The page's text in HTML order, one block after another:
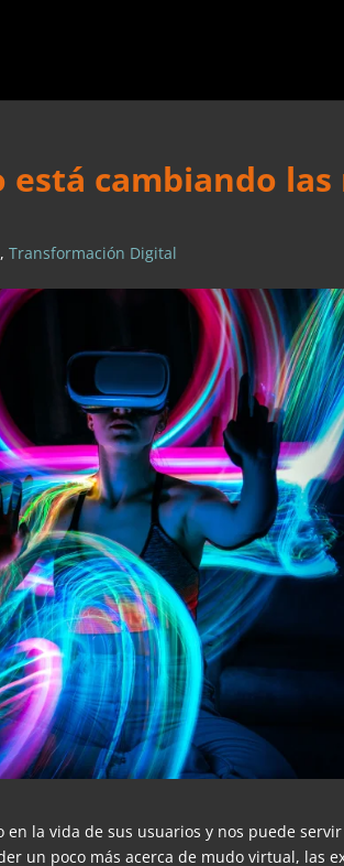
está cambiando las
,Transformación Digital
la vida de sus usuarios y nos puede
un poco más acerca de mudo virtual, las